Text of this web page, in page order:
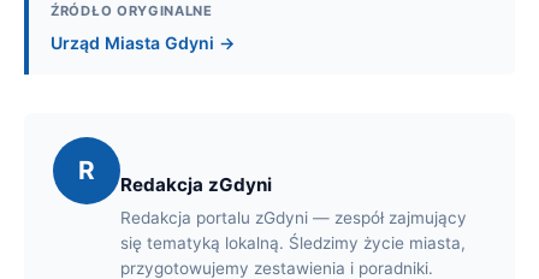
ŹRÓDŁO ORYGINALNE
Urząd Miasta Gdyni →
R Redakcja zGdyni
Redakcja portalu zGdyni — zespół zajmujący
się tematyką lokalną. Śledzimy życie miasta,
przygotowujemy zestawienia i poradniki.